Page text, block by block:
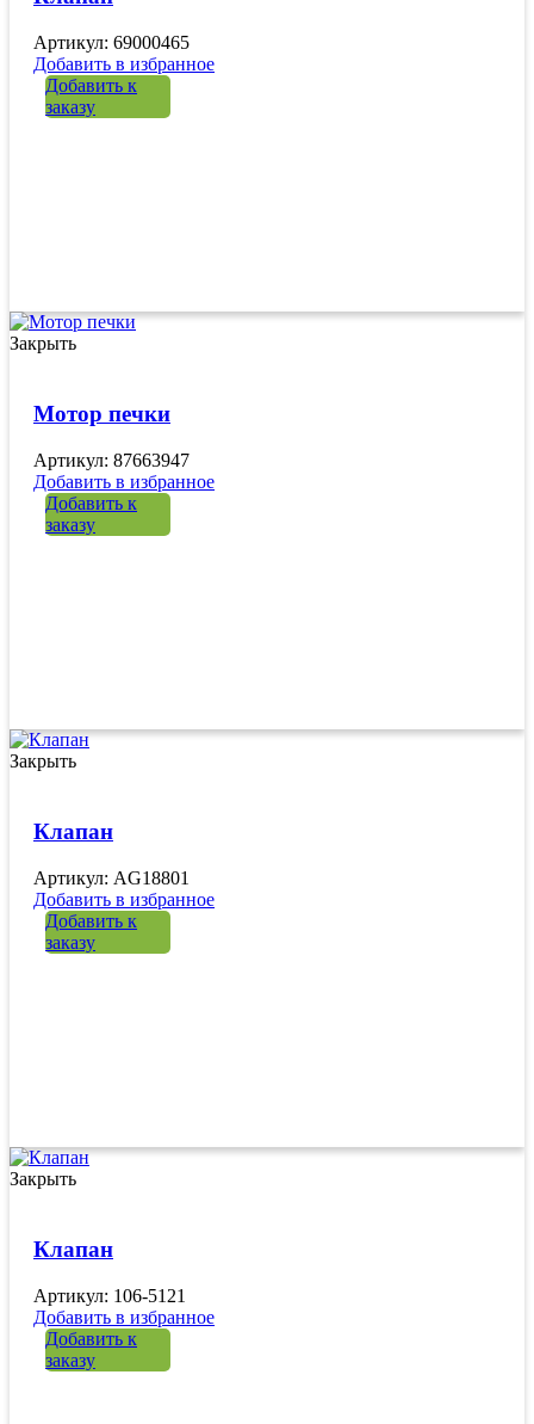
Артикул: 69000465
Добавить в избранное
Добавить к
заказу
Закрыть
Мотор печки
Артикул: 87663947
Добавить в избранное
Добавить к
заказу
Закрыть
Клапан
Артикул: AG18801
Добавить в избранное
Добавить к
заказу
Закрыть
Клапан
Артикул: 106-5121
Добавить в избранное
Добавить к
заказу